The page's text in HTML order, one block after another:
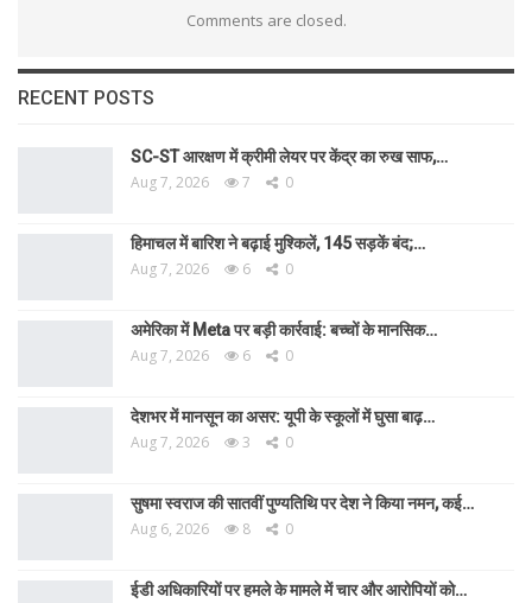
Comments are closed.
RECENT POSTS
SC-ST आरक्षण में क्रीमी लेयर पर केंद्र का रुख साफ,…
Aug 7, 2026 7 0
हिमाचल में बारिश ने बढ़ाई मुश्किलें, 145 सड़कें बंद;…
Aug 7, 2026 6 0
अमेरिका में Meta पर बड़ी कार्रवाई: बच्चों के मानसिक…
Aug 7, 2026 6 0
देशभर में मानसून का असर: यूपी के स्कूलों में घुसा बाढ़…
Aug 7, 2026 3 0
सुषमा स्वराज की सातवीं पुण्यतिथि पर देश ने किया नमन, कई…
Aug 6, 2026 8 0
ईडी अधिकारियों पर हमले के मामले में चार और आरोपियों को…